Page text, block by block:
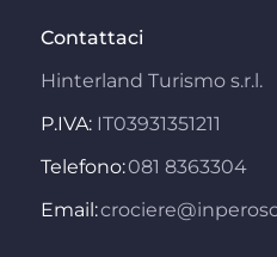
Contattaci
Hinterland Turismo s.r.l.
P.IVA: IT03931351211
Telefono:081 8363304
Email: